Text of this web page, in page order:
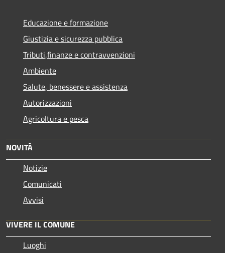
Educazione e formazione
Giustizia e sicurezza pubblica
Tributi,finanze e contravvenzioni
Ambiente
Salute, benessere e assistenza
Autorizzazioni
Agricoltura e pesca
NOVITÀ
Notizie
Comunicati
Avvisi
VIVERE IL COMUNE
Luoghi